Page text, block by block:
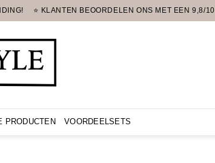
⭐ KLANTEN BEOORDELEN ONS MET EEN 9,8/10
PRODUCTEN VOORDEELSETS